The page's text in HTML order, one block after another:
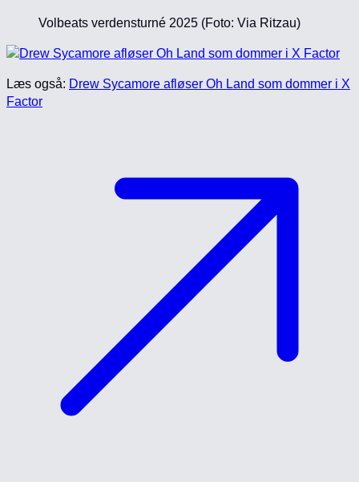
Volbeats verdensturné 2025 (Foto: Via Ritzau)
Læs også: Drew Sycamore afløser Oh Land som dommer i X
Factor